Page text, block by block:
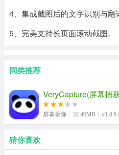
4、集成截图后的文字识别与翻
5、完美支持长页面滚动截图。
同类推荐
VeryCapture(屏幕捕
屏幕录像 32.46MB
猜你喜欢